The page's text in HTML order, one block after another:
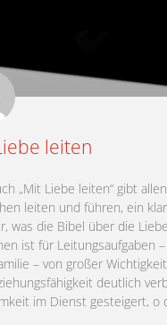
leiten
„Mit Liebe leiten“ gibt
leiten und führen, ein
was die Bibel über die
ist für Leitungsaufgaben
– von großer
deutlich
im Dienst gesteigert, o